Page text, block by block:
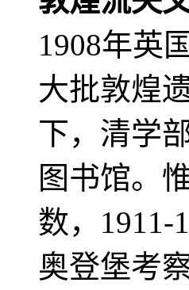
1908年英
大批敦煌
下，清学
图书馆。
数，1911-
奥登堡考